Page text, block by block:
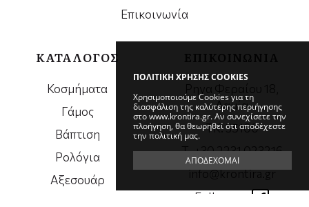
ΠΟΛΙΤΙΚΗ ΧΡΗΣΗΣ COOKIES
Χρησιμοποιούμε Cookies για τη
διασφάλιση της καλύτερης περιήγησης
στο www.krontira.gr. Αν συνεχίσετε την
πλοήγηση, θα θεωρηθεί ότι αποδέχεστε
την πολιτική μας.
ΑΠΟΔΕΧΟΜΑΙ
Επικοινωνία
ΚΑΤΑΛΟΓΟΣ
Κοσμήματα
Γάμος
Βάπτιση
Ρολόγια
Αξεσουάρ
Λαμία
ΤΚ. 35100
Τ. +30 2231 023216
info@krontira.gr
Follow us